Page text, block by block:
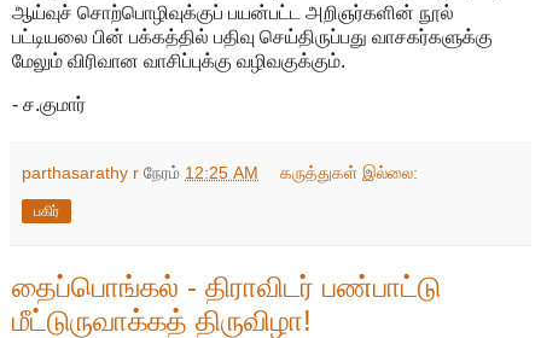
ஆய்வுச் சொற்பொழிவுக்குப் பயன்பட்ட அறிஞர்களின் நூல்
பட்டியலை பின் பக்கத்தில் பதிவு செய்திருப்பது வாசகர்களுக்கு
மேலும் விரிவான வாசிப்புக்கு வழிவகுக்கும்.
- ச.குமார்
parthasarathy r நேரம் 12:25 AM கருத்துகள் இல்லை:
பகிர்
தைப்பொங்கல் - திராவிடர் பண்பாட்டு
மீட்டுருவாக்கத் திருவிழா!